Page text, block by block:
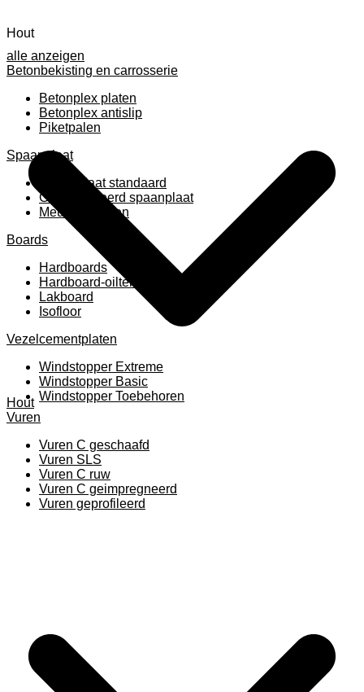
alle anzeigen
Betonbekisting en carrosserie
Betonplex platen
Betonplex antislip
Piketpalen
Spaanplaat
Spaanplaat standaard
Geplastificeerd spaanplaat
Meubelpanelen
Boards
Hardboards
Hardboard-oiltemperated
Lakboard
Isofloor
Vezelcementplaten
Windstopper Extreme
Windstopper Basic
Windstopper Toebehoren
Hout
Hout
Vuren
Vuren C geschaafd
Vuren SLS
Vuren C ruw
Vuren C geimpregneerd
Vuren geprofileerd